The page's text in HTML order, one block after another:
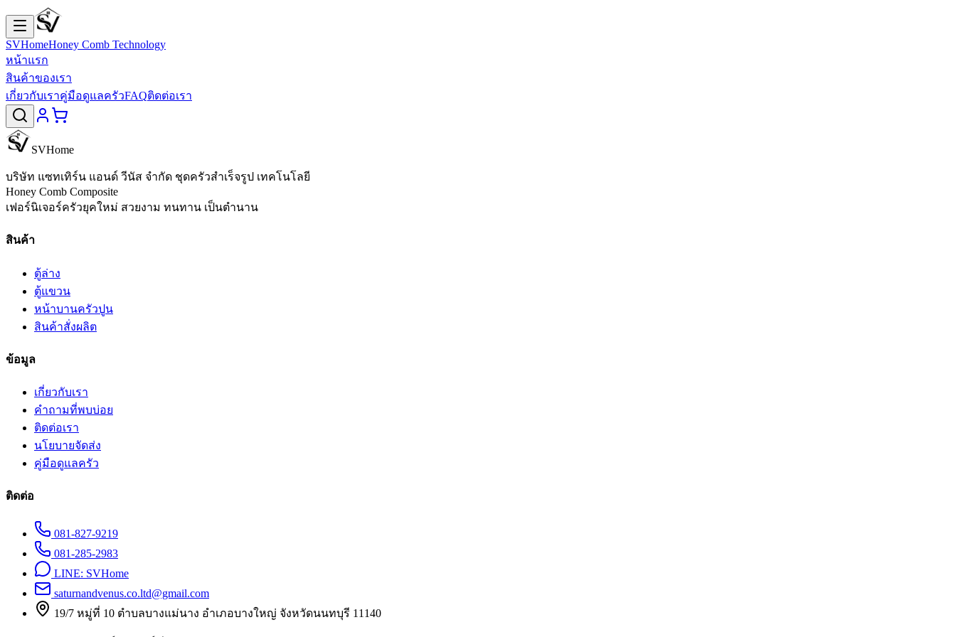
SVHomeHoney Comb Technology
หน้าแรก
สินค้าของเรา
เกี่ยวกับเราคู่มือดูแลครัวFAQติดต่อเรา
SVHome
บริษัท แซทเทิร์น แอนด์ วีนัส จำกัด ชุดครัวสำเร็จรูป เทคโนโลยี
Honey Comb Composite
เฟอร์นิเจอร์ครัวยุคใหม่ สวยงาม ทนทาน เป็นตำนาน
สินค้า
ตู้ล่าง
ตู้แขวน
หน้าบานครัวปูน
สินค้าสั่งผลิต
ข้อมูล
เกี่ยวกับเรา
คำถามที่พบบ่อย
ติดต่อเรา
นโยบายจัดส่ง
คู่มือดูแลครัว
ติดต่อ
081-827-9219
081-285-2983
LINE: SVHome
saturnandvenus.co.ltd@gmail.com
19/7 หมู่ที่ 10 ตำบลบางแม่นาง อำเภอบางใหญ่ จังหวัดนนทบุรี 11140